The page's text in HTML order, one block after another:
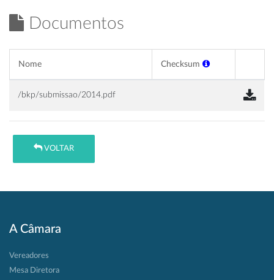
Documentos
Nome Checksum
/bkp/submissao/2014.pdf
VOLTAR
A Câmara
Vereadores
Mesa Diretora